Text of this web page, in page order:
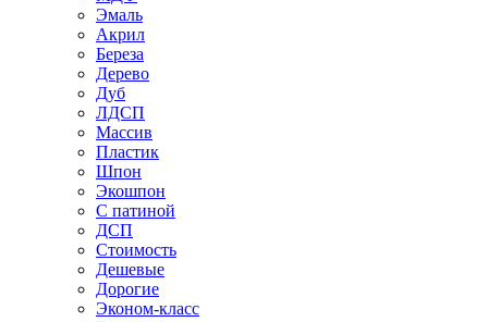
Эмаль
Акрил
Береза
Дерево
Дуб
ЛДСП
Массив
Пластик
Шпон
Экошпон
С патиной
ДСП
Стоимость
Дешевые
Дорогие
Эконом-класс